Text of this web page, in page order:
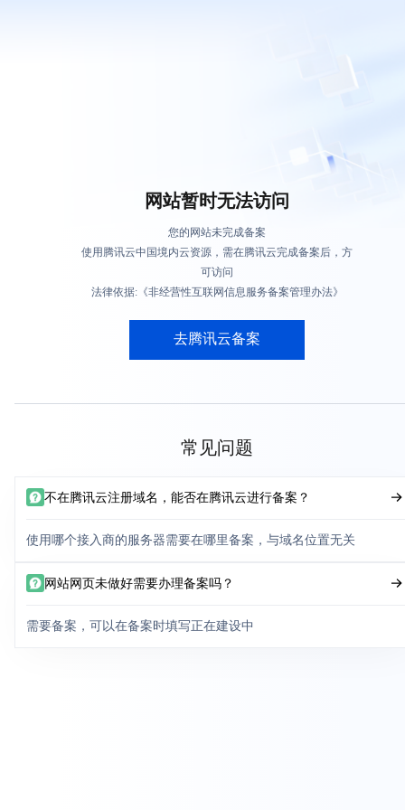
网站暂时无法访问
您的网站未完成备案
使用腾讯云中国境内云资源，需在腾讯云完成备案后，方
可访问
法律依据:《非经营性互联网信息服务备案管理办法》
去腾讯云备案
常见问题
不在腾讯云注册域名，能否在腾讯云进行备案？
使用哪个接入商的服务器需要在哪里备案，与域名位置无关
网站网页未做好需要办理备案吗？
需要备案，可以在备案时填写正在建设中